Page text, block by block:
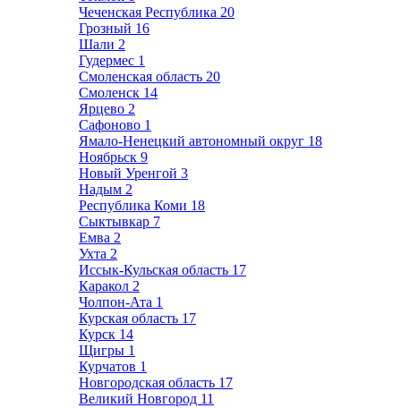
Чеченская Республика 20
Грозный 16
Шали 2
Гудермес 1
Смоленская область 20
Смоленск 14
Ярцево 2
Сафоново 1
Ямало-Ненецкий автономный округ 18
Ноябрьск 9
Новый Уренгой 3
Надым 2
Республика Коми 18
Сыктывкар 7
Емва 2
Ухта 2
Иссык-Кульская область 17
Каракол 2
Чолпон-Ата 1
Курская область 17
Курск 14
Щигры 1
Курчатов 1
Новгородская область 17
Великий Новгород 11